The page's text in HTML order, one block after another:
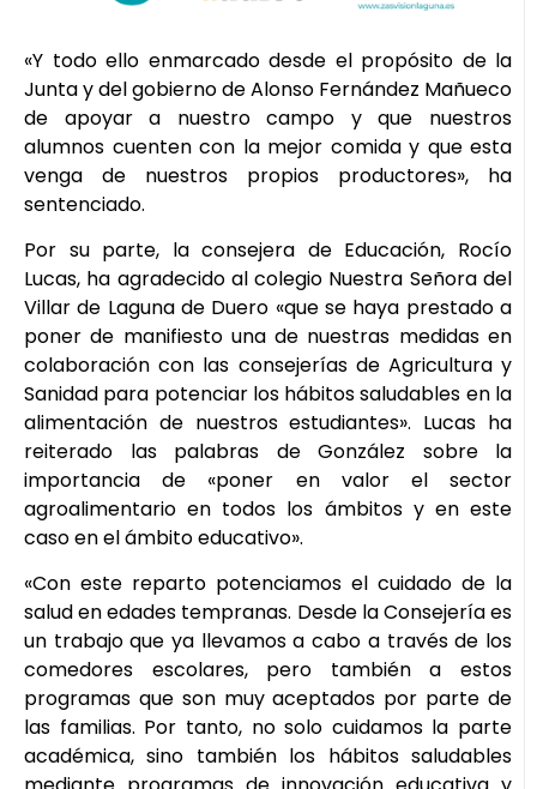
«Y todo ello enmarcado desde el propósito de la
Junta y del gobierno de Alonso Fernández Mañueco
de apoyar a nuestro campo y que nuestros
alumnos cuenten con la mejor comida y que esta
venga de nuestros propios productores», ha
sentenciado.
Por su parte, la consejera de Educación, Rocío
Lucas, ha agradecido al colegio Nuestra Señora del
Villar de Laguna de Duero «que se haya prestado a
poner de manifiesto una de nuestras medidas en
colaboración con las consejerías de Agricultura y
Sanidad para potenciar los hábitos saludables en la
alimentación de nuestros estudiantes». Lucas ha
reiterado las palabras de González sobre la
importancia de «poner en valor el sector
agroalimentario en todos los ámbitos y en este
caso en el ámbito educativo».
«Con este reparto potenciamos el cuidado de la
salud en edades tempranas. Desde la Consejería es
un trabajo que ya llevamos a cabo a través de los
comedores escolares, pero también a estos
programas que son muy aceptados por parte de
las familias. Por tanto, no solo cuidamos la parte
académica, sino también los hábitos saludables